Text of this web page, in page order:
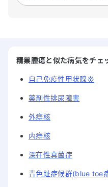
精巣腫瘍と似た病気をチェ
自己免疫性甲状腺炎
薬剤性排尿障害
外痔核
内痔核
深在性真菌症
青色趾症候群(blue toe